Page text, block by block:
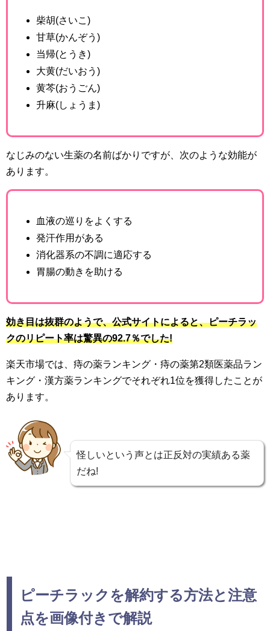
柴胡(さいこ)
甘草(かんぞう)
当帰(とうき)
大黄(だいおう)
黄芩(おうごん)
升麻(しょうま)
なじみのない生薬の名前ばかりですが、次のような効能が
あります。
血液の巡りをよくする
発汗作用がある
消化器系の不調に適応する
胃腸の動きを助ける
効き目は抜群のようで、公式サイトによると、ピーチラッ
クのリピート率は驚異の92.7％でした!
楽天市場では、痔の薬ランキング・痔の薬第2類医薬品ラン
キング・漢方薬ランキングでそれぞれ1位を獲得したことが
あります。
怪しいという声とは正反対の実績ある薬
だね!
ピーチラックを解約する方法と注意
点を画像付きで解説